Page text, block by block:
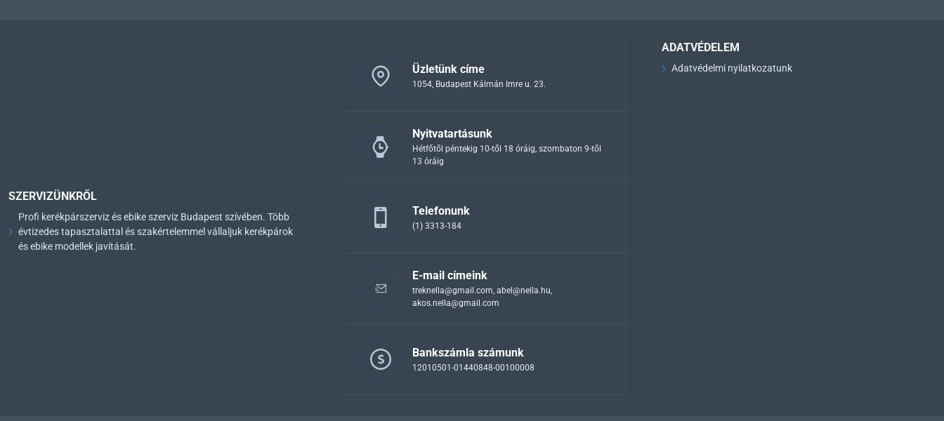
SZERVIZÜNKRŐL
Profi kerékpárszerviz és ebike szerviz Budapest szívében. Több
évtizedes tapasztalattal és szakértelemmel vállaljuk kerékpárok
és ebike modellek javítását.
Üzletünk címe
1054, Budapest Kálmán Imre u. 23.
Nyitvatartásunk
Hétfőtől péntekig 10-től 18 óráig, szombaton 9-től
13 óráig
Telefonunk
(1) 3313-184
E-mail címeink
treknella@gmail.com, abel@nella.hu,
akos.nella@gmail.com
Bankszámla számunk
12010501-01440848-00100008
ADATVÉDELEM
Adatvédelmi nyilatkozatunk